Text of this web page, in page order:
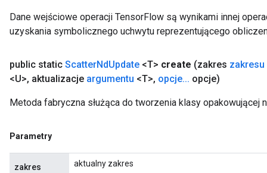
Dane wejściowe operacji TensorFlow są wynikami innej
uzyskania symbolicznego uchwytu reprezentującego
public static ScatterNdUpdate <T> create (zakres zakresu
<U>, aktualizacje argumentu <T>, opcje... opcje)
Metoda fabryczna służąca do tworzenia klasy opakowującej
Parametry
zakres aktualny zakres